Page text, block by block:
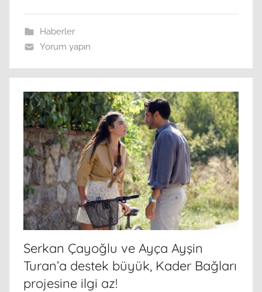
Haberler
Yorum yapın
Serkan Çayoğlu ve Ayça Ayşin
Turan’a destek büyük, Kader Bağları
projesine ilgi az!